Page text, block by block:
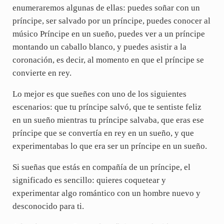
enumeraremos algunas de ellas: puedes soñar con un
príncipe, ser salvado por un príncipe, puedes conocer al
músico Príncipe en un sueño, puedes ver a un príncipe
montando un caballo blanco, y puedes asistir a la
coronación, es decir, al momento en que el príncipe se
convierte en rey.
Lo mejor es que sueñes con uno de los siguientes
escenarios: que tu príncipe salvó, que te sentiste feliz
en un sueño mientras tu príncipe salvaba, que eras ese
príncipe que se convertía en rey en un sueño, y que
experimentabas lo que era ser un príncipe en un sueño.
Si sueñas que estás en compañía de un príncipe, el
significado es sencillo: quieres coquetear y
experimentar algo romántico con un hombre nuevo y
desconocido para ti.